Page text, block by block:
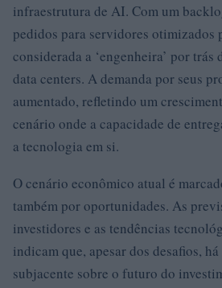
infraestrutura de AI. Com um
pedidos para servidores otimizados
considerada a ‘engenheira’ por trás
data centers. A demanda por seus
aumentado, refletindo um
cenário onde a capacidade de
a tecnologia em si.
O cenário econômico atual é
também por oportunidades. As
investidores e as tendências
indicam que, apesar dos desafios,
subjacente sobre o futuro do